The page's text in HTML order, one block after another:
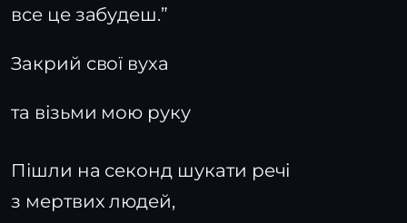
все це забудеш.”
Закрий свої вуха
та візьми мою руку
Пішли на секонд шукати речі
з мертвих людей,